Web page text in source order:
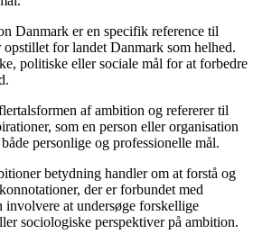
Danmark er en specifik reference til
for landet Danmark som helhed.
politiske eller sociale mål for at forbedre
af ambition og refererer til
som en person eller organisation
personlige og professionelle mål.
betydning handler om at forstå og
der er forbundet med
involvere at undersøge forskellige
sociologiske perspektiver på ambition.